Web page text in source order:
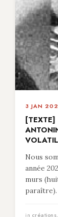
3 JAN
[TEXTE]
Nous
année
murs
in créations,